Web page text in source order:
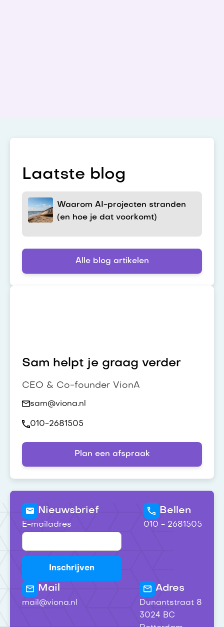
Laatste blog
Waarom AI-projecten stranden
(en hoe je dat voorkomt)
Alle blog artikelen
Sam helpt je graag verder
CEO & Co-founder VionA
sam@viona.nl
010-2681505
Plan een afspraak
Nieuwsbrief
E-mailadres
Bellen
010 - 2681505
Mail
mail@viona.nl
Adres
Dunantstraat 8
3024 BC